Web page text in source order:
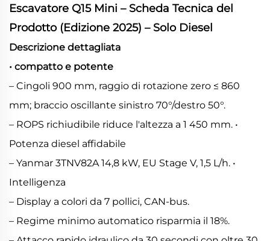
Escavatore Q15 Mini – Scheda Tecnica del
Prodotto (Edizione 2025) – Solo Diesel
Descrizione dettagliata
• compatto e potente
– Cingoli 900 mm, raggio di rotazione zero ≤ 860
mm; braccio oscillante sinistro 70°/destro 50°.
– ROPS richiudibile riduce l'altezza a 1 450 mm. •
Potenza diesel affidabile
– Yanmar 3TNV82A 14,8 kW, EU Stage V, 1,5 L/h. •
Intelligenza
– Display a colori da 7 pollici, CAN-bus.
– Regime minimo automatico risparmia il 18%.